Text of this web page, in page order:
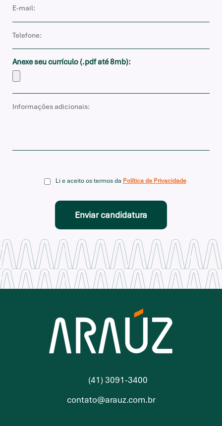
Anexe seu currículo (.pdf até 8mb):
Li e aceito os termos da Política de Privacidade
(41) 3091-3400
contato@arauz.com.br